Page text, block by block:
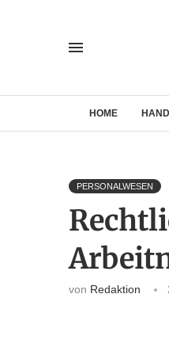
HOME
PERSONALWESEN
von Redaktion